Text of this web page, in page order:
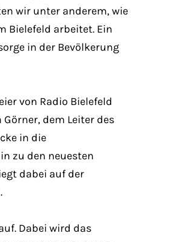
wir unter anderem, wie
Bielefeld arbeitet. Ein
in der Bevölkerung
von Radio Bielefeld
dem Leiter des
in die
zu den neuesten
dabei auf der
Dabei wird das